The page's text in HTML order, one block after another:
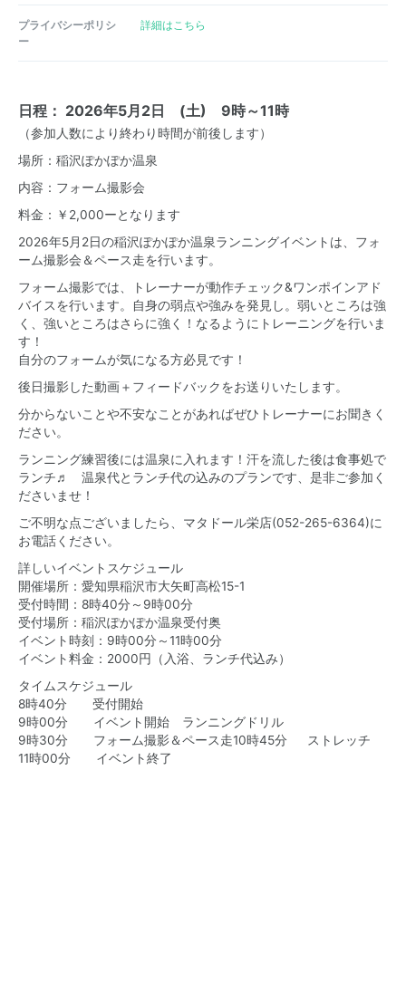
プライバシーポリシ
ー
詳細はこちら
日程： 2026年5月2日 (土) 9時～11時
（参加人数により終わり時間が前後します）
場所：稲沢ぽかぽか温泉
内容：フォーム撮影会
料金：￥2,000ーとなります
2026年5月2日の稲沢ぽかぽか温泉ランニングイベントは、フォ
ーム撮影会＆ペース走を行います。
フォーム撮影では、トレーナーが動作チェック&ワンポインアド
バイスを行います。自身の弱点や強みを発見し。弱いところは強
く、強いところはさらに強く！なるようにトレーニングを行いま
す！
自分のフォームが気になる方必見です！
後日撮影した動画＋フィードバックをお送りいたします。
分からないことや不安なことがあればぜひトレーナーにお聞きく
ださい。
ランニング練習後には温泉に入れます！汗を流した後は食事処で
ランチ♬ 温泉代とランチ代の込みのプランです、是非ご参加く
ださいませ！
ご不明な点ございましたら、マタドール栄店(052-265-6364)に
お電話ください。
詳しいイベントスケジュール
開催場所：愛知県稲沢市大矢町高松15-1
受付時間：8時40分～9時00分
受付場所：稲沢ぽかぽか温泉受付奥
イベント時刻：9時00分～11時00分
イベント料金：2000円（入浴、ランチ代込み）
タイムスケジュール
8時40分 受付開始
9時00分 イベント開始 ランニングドリル
9時30分 フォーム撮影＆ペース走10時45分 ストレッチ
11時00分 イベント終了